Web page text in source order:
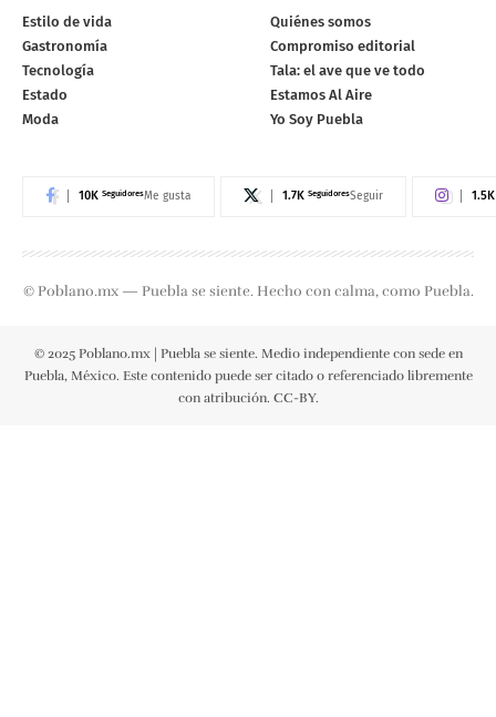
Estilo de vida
Gastronomía
Tecnología
Estado
Moda
Quiénes somos
Compromiso editorial
Tala: el ave que ve todo
Estamos Al Aire
Yo Soy Puebla
10K SeguidoresMe gusta 1.7K SeguidoresSeguir 1.5K
© Poblano.mx — Puebla se siente. Hecho con calma, como Puebla.
© 2025 Poblano.mx | Puebla se siente. Medio independiente con sede en
Puebla, México. Este contenido puede ser citado o referenciado libremente
con atribución. CC-BY.